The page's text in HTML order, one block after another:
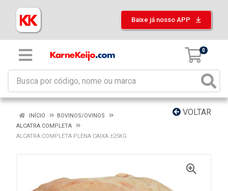
Baixe já nosso APP
0
VOLTAR
INÍCIO
BOVINOS/OVINOS
ALCATRA COMPLETA
ALCATRA COMPLETA PLENA CAIXA ±25KG